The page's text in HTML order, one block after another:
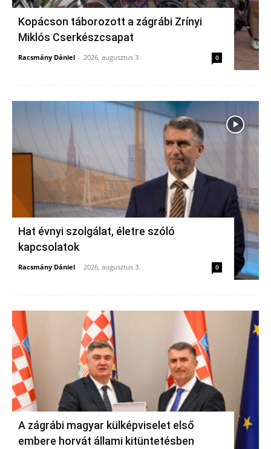
Kopácson táborozott a zágrábi Zrínyi
Miklós Cserkészcsapat
Racsmány Dániel - 2026, augusztus 3. 0
Hat évnyi szolgálat, életre szóló
kapcsolatok
Racsmány Dániel - 2026, augusztus 3. 0
A zágrábi magyar külképviselet első
embere horvát állami kitüntetésben